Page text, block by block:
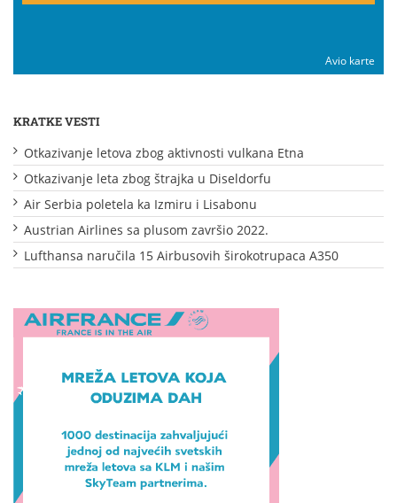
Avio karte
KRATKE VESTI
Otkazivanje letova zbog aktivnosti vulkana Etna
Otkazivanje leta zbog štrajka u Diseldorfu
Air Serbia poletela ka Izmiru i Lisabonu
Austrian Airlines sa plusom završio 2022.
Lufthansa naručila 15 Airbusovih širokotrupaca A350